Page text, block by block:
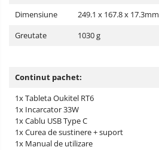
Dimensiune
249.1 x 167.8 x 17.3mm
Greutate
1030 g
Continut pachet:
1x Tableta Oukitel RT6
1x Incarcator 33W
1x Cablu USB Type C
1x Curea de sustinere + suport
1x Manual de utilizare